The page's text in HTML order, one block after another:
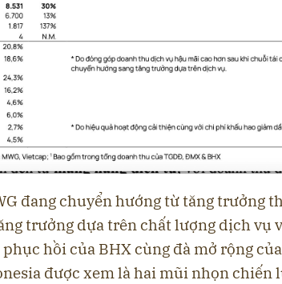
đang chuyển hướng từ tăng trưởng
trưởng dựa trên chất lượng dịch vụ
hồi của BHX cùng đà mở rộng của
được xem là hai mũi nhọn chiến